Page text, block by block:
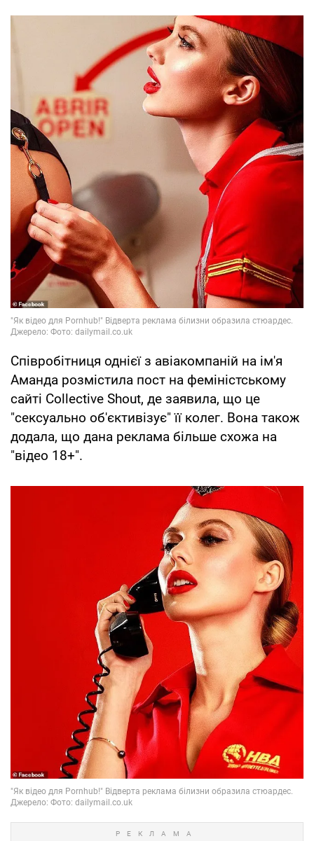
Співробітниця однієї з авіакомпаній на ім'я
Аманда розмістила пост на феміністському
сайті Collective Shout, де заявила, що це
"сексуально об'єктивізує" її колег. Вона також
додала, що дана реклама більше схожа на
"відео 18+".